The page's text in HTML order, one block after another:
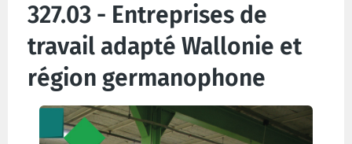
327.03 - Entreprises de
travail adapté Wallonie et
région germanophone